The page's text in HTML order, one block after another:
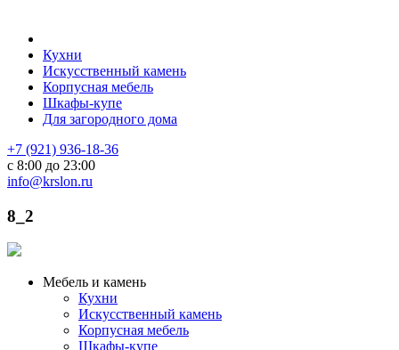
Кухни
Искусственный камень
Корпусная мебель
Шкафы-купе
Для загородного дома
+7 (921) 936-18-36
с 8:00 до 23:00
info@krslon.ru
8_2
Мебель и камень
Кухни
Искусственный камень
Корпусная мебель
Шкафы-купе